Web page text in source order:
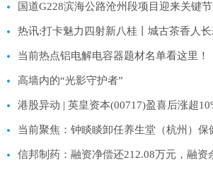
国道G228滨海公路沧州段项目迎来关键
热讯:打卡魅力四射新八桂丨城古茶香人
当前热点铝电解电容器题材名单看这里！
高墙内的“光影守护者”